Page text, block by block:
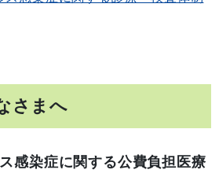
さまへ
感染症に関する公費負担医療